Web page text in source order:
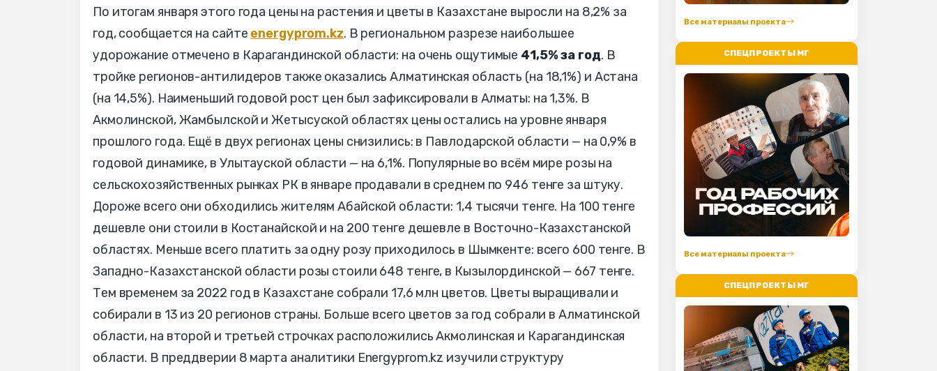
По итогам января этого года цены на растения и цветы в Казахстане выросли на 8,2% за
год, сообщается на сайте energyprom.kz. В региональном разрезе наибольшее
удорожание отмечено в Карагандинской области: на очень ощутимые 41,5% за год. В
тройке регионов-антилидеров также оказались Алматинская область (на 18,1%) и Астана
(на 14,5%). Наименьший годовой рост цен был зафиксировали в Алматы: на 1,3%. В
Акмолинской, Жамбылской и Жетысуской областях цены остались на уровне января
прошлого года. Ещё в двух регионах цены снизились: в Павлодарской области — на 0,9% в
годовой динамике, в Улытауской области — на 6,1%. Популярные во всём мире розы на
сельскохозяйственных рынках РК в январе продавали в среднем по 946 тенге за штуку.
Дороже всего они обходились жителям Абайской области: 1,4 тысячи тенге. На 100 тенге
дешевле они стоили в Костанайской и на 200 тенге дешевле в Восточно-Казахстанской
областях. Меньше всего платить за одну розу приходилось в Шымкенте: всего 600 тенге. В
Западно-Казахстанской области розы стоили 648 тенге, в Кызылординской — 667 тенге.
Тем временем за 2022 год в Казахстане собрали 17,6 млн цветов. Цветы выращивали и
собирали в 13 из 20 регионов страны. Больше всего цветов за год собрали в Алматинской
области, на второй и третьей строчках расположились Акмолинская и Карагандинская
области. В преддверии 8 марта аналитики Energyprom.kz изучили структуру
Все материалы проекта
СПЕЦПРОЕКТЫ МГ
Все материалы проекта
СПЕЦПРОЕКТЫ МГ